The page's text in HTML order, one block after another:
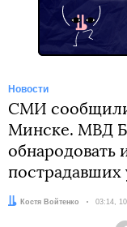
Новости
СМИ
Минске. МВД
пострадавших
Автор:Костя Войтенко Дата:
03:14,